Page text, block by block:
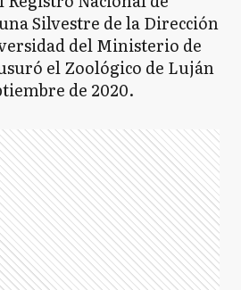
Silvestre de la Dirección
del Ministerio de
el Zoológico de Luján
de 2020.